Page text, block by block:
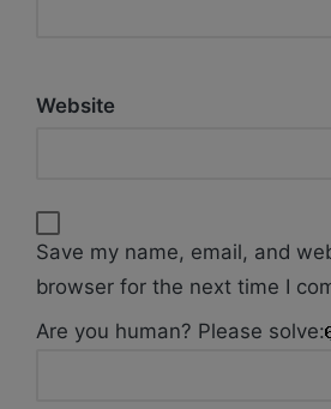
Website
Save my name, email, and
browser for the next time I
Are you human? Please solve: